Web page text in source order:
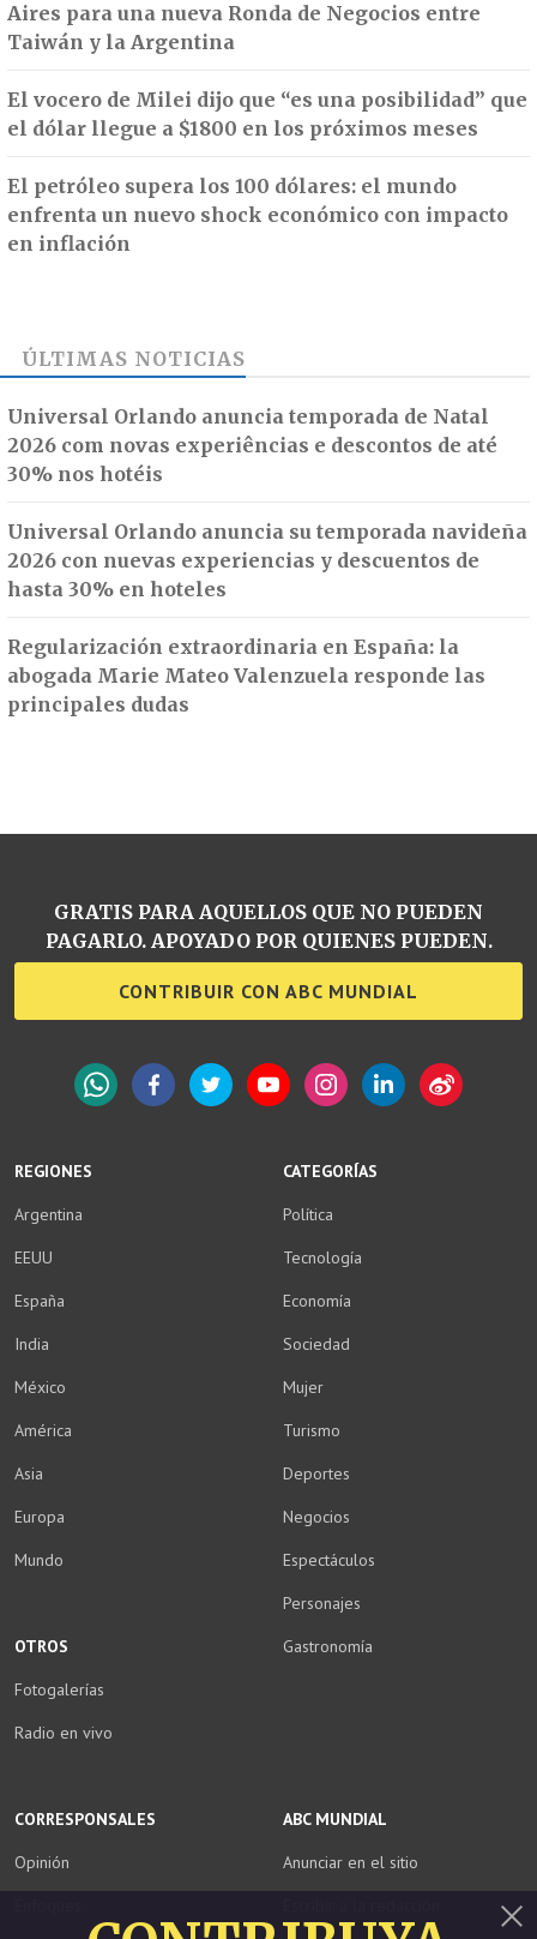
Aires para una nueva Ronda de Negocios entre
Taiwán y la Argentina
El vocero de Milei dijo que “es una posibilidad” que
el dólar llegue a $1800 en los próximos meses
El petróleo supera los 100 dólares: el mundo
enfrenta un nuevo shock económico con impacto
en inflación
ÚLTIMAS NOTICIAS
Universal Orlando anuncia temporada de Natal
2026 com novas experiências e descontos de até
30% nos hotéis
Universal Orlando anuncia su temporada navideña
2026 con nuevas experiencias y descuentos de
hasta 30% en hoteles
Regularización extraordinaria en España: la
abogada Marie Mateo Valenzuela responde las
principales dudas
REGIONES
Argentina
EEUU
España
India
México
América
Asia
Europa
Mundo
CATEGORÍAS
Política
Tecnología
Economía
Sociedad
Mujer
Turismo
Deportes
Negocios
Espectáculos
Personajes
Gastronomía
CORRESPONSALES
Opinión
OTROS
Fotogalerías
Radio en vivo
ABC MUNDIAL
Anunciar en el sitio
GRATIS PARA AQUELLOS QUE NO PUEDEN
PAGARLO. APOYADO POR QUIENES PUEDEN.
CONTRIBUIR CON ABC MUNDIAL